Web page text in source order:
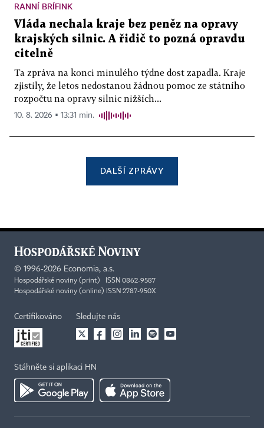
RANNÍ BRÍFINK
Vláda nechala kraje bez peněz na opravy
krajských silnic. A řidič to pozná opravdu
citelně
Ta zpráva na konci minulého týdne dost zapadla. Kraje
zjistily, že letos nedostanou žádnou pomoc ze státního
rozpočtu na opravy silnic nižších...
10. 8. 2026 ▪ 13:31 min.
DALŠÍ ZPRÁVY
© 1996-2026 Economia, a.s.
Hospodářské noviny (print) ISSN 0862-9587
Hospodářské noviny (online) ISSN 2787-950X
Certifikováno Sledujte nás
Stáhněte si aplikaci HN